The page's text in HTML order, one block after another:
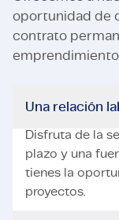
oportunidad de
contrato
emprendimiento.
Una relación
Disfruta de la
plazo y una
tienes la
proyectos.